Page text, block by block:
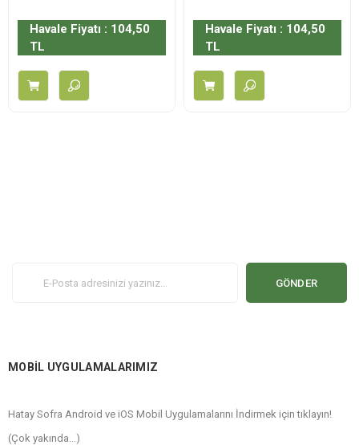
Havale Fiyatı : 104,50
TL
Havale Fiyatı : 104,50
TL
GÖNDER
MOBİL UYGULAMALARIMIZ
Hatay Sofra Android ve iOS Mobil Uygulamalarını İndirmek için tıklayın!
(Çok yakında...)